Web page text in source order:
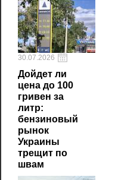
30.07.2026
Дойдет ли
цена до 100
гривен за
литр:
бензиновый
рынок
Украины
трещит по
швам